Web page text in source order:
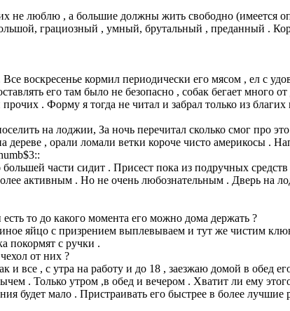
не люблю , а большие должны жить свободно (имеется
грациозный , умный, брутальный , преданный .
воскресенье кормил периодически его мясом , ел с
его там было не безопасно , собак бегает много
. Форму я тогда не читал и забрал только из
на лоджии, За ночь перечитал сколько смог про
, орали ломали ветки короче чисто америкосы .
части сидит . Присест пока из подручных
активным . Но не очень любознательным . Дверь на
то до какого момента его можно дома держать ?
яйцо с призрением выплевываем и тут же чистим
покормят с ручки .
от них ?
и все , с утра на работу и до 18 , заезжаю домой в обед
. Только утром ,в обед и вечером . Хватит ли ему
будет мало . Пристраивать его быстрее в более